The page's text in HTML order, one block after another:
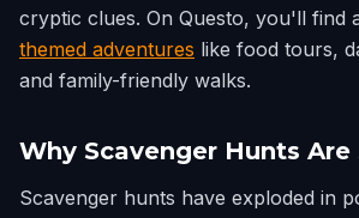
cryptic clues. On Questo, you'll find
themed adventures like food tours,
and family-friendly walks.
Why Scavenger Hunts Are
Scavenger hunts have exploded in